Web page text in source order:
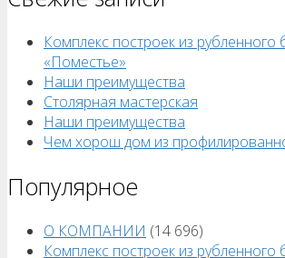
Комплекс построек из рубленного
«Поместье»
Наши преимущества
Столярная мастерская
Наши преимущества
Чем хорош дом из
Популярное
О КОМПАНИИ (14 696)
Комплекс построек из рубленного